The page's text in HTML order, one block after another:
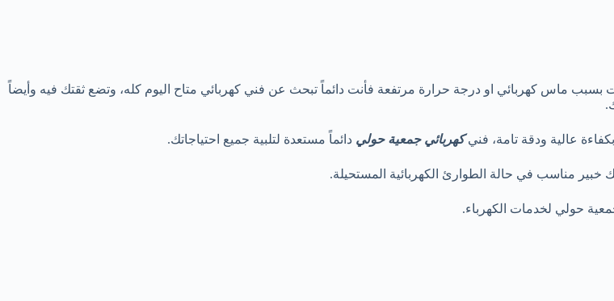
بسبب ماس كهربائي او درجة حرارة مرتفعة فأنت دائماً تبحث عن فني كهربائي متاح اليوم كله، وتضع ثقتك فيه وأيضاً
عالية ودقة تامة، فنيكهربائي جمعية حولي دائماً مستعدة لتلبية جميع احتياجاتك.
حولي لخدمات الكهرباء.